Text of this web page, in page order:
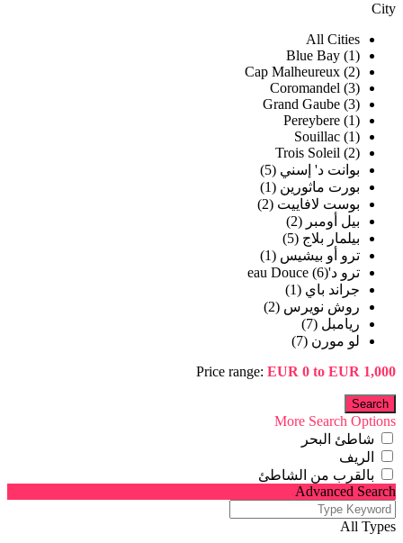
City
All Cities
Blue Bay (1)
Cap Malheureux (2)
Coromandel (3)
Grand Gaube (3)
Pereybere (1)
Souillac (1)
Trois Soleil (2)
بوانت د' إسني (5)
بورت ماثورين (1)
بوست لافاييت (2)
بيل أومبر (2)
بيلمار بلاج (5)
ترو أو بيشيس (1)
ترو د'eau Douce (6)
جراند باي (1)
روش نويرس (2)
ريامبل (7)
لو مورن (7)
Price range: EUR 0 to EUR 1,000
More Search Options
شاطئ البحر
الريف
بالقرب من الشاطئ
Advanced Search
All Types